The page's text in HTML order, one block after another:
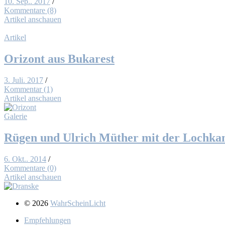
Kommentare (8)
Artikel anschauen
Artikel
Ori­zont aus Bu­ka­rest
3. Juli. 2017 /
Kommentar (1)
Artikel anschauen
Galerie
Rü­gen und Ul­rich Müt­her mit der
6. Okt.. 2014 /
Kommentare (0)
Artikel anschauen
© 2026 WahrScheinLicht
Emp­feh­lun­gen